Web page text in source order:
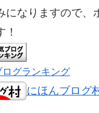
になりますので、
！
ログランキング
にほんブログ